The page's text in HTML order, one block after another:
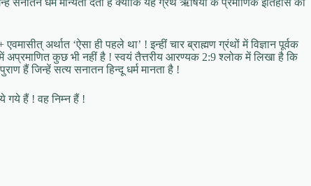
अर्थात ‘ऐसा ही पहले था’ ! इन्हीं चार ब्राह्मण ग्रंथों में विज्ञान पूर्वक
अप्रमाणित कुछ भी नहीं है ! स्वयं तैत्तरीय आरण्यक 2:9 श्लोक में लिखा है कि
हैं जिन्हें सत्य सनातन हिन्दू धर्म मानता है !
गये हैं ! वह निम्न हैं !